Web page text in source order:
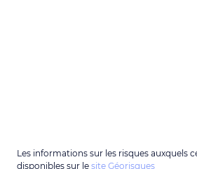
Les informations sur les risques auxquels
disponibles sur le site Géorisques